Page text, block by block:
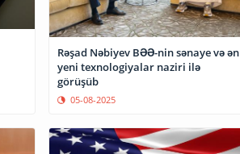
Rəşad Nəbiyev BƏƏ-nin sənaye və ən
yeni texnologiyalar naziri ilə
görüşüb
05-08-2025